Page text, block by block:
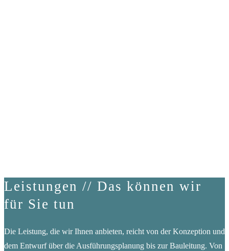
Leistungen // Das können wir
für Sie tun
Die Leistung, die wir Ihnen anbieten, reicht von der Konzeption und
dem Entwurf über die Ausführungsplanung bis zur Bauleitung. Von